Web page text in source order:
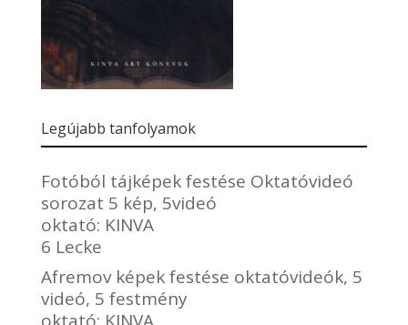
Legújabb tanfolyamok
Fotóból tájképek festése Oktatóvideó
sorozat 5 kép, 5videó
oktató: KINVA
6 Lecke
Afremov képek festése oktatóvideók, 5
videó, 5 festmény